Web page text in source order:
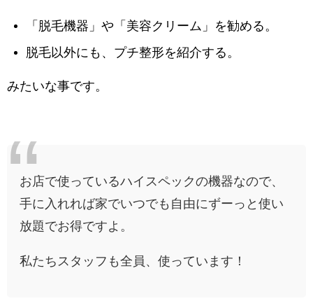
「脱毛機器」や「美容クリーム」を勧める。
脱毛以外にも、プチ整形を紹介する。
みたいな事です。
お店で使っているハイスペックの機器なので、
手に入れれば家でいつでも自由にずーっと使い
放題でお得ですよ。
私たちスタッフも全員、使っています！